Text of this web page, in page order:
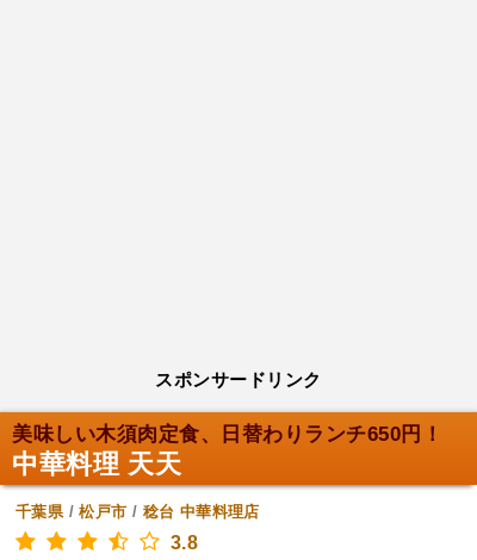
スポンサードリンク
美味しい木須肉定食、日替わりランチ650円！
中華料理 天天
千葉県/松戸市 / 稔台 中華料理店
3.8